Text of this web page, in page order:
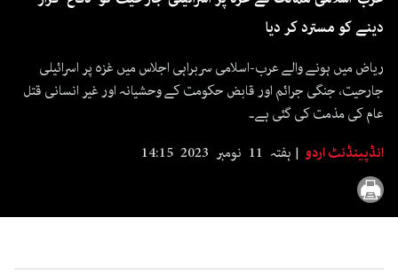
دینے کو مسترد کر دیا
ریاض میں ہونے والے عرب-اسلامی سربراہی اجلاس میں غزہ پر اسرائیلی
جارحیت، جنگی جرائم اور قابض حکومت کے وحشیانہ اور غیر انسانی قتل
عام کی مذمت کی گئی ہے۔
انڈپینڈنٹ اردو
ہفتہ 11 نومبر 2023 14:15